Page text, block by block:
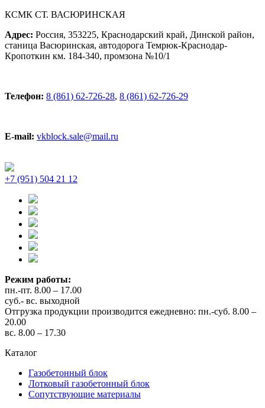
КСМК СТ. ВАСЮРИНСКАЯ
Адрес: Россия, 353225, Краснодарский край, Динской район,
станица Васюринская, автодорога Темрюк-Краснодар-
Кропоткин км. 184-340, промзона №10/1
Телефон: 8 (861) 62-726-28, 8 (861) 62-726-29
E-mail: vkblock.sale@mail.ru
+7 (951) 504 21 12
Режим работы:
пн.-пт. 8.00 – 17.00
суб.- вс. выходной
Отгрузка продукции производится ежедневно: пн.-суб. 8.00 –
20.00
вс. 8.00 – 17.30
Каталог
Газобетонный блок
Лотковый газобетонный блок
Сопутствующие материалы